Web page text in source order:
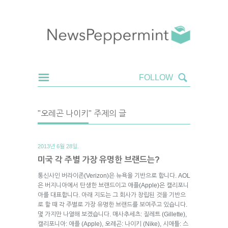
"오레곤 나이키" 주제의 글
2013년 6월 28일.
미국 각 주별 가장 유명한 브랜드는?
통신사인 버라이존(Verizon)은 뉴욕을 기반으로 합니다. AOL
은 버지니아에서 탄생한 브랜드이고 애플(Apple)은 캘리포니
아를 대표합니다. 아래 지도는 그 회사가 창립된 것을 기반으
로 할 때 각 주별로 가장 유명한 브랜드를 보여주고 있습니다.
몇 가지만 나열해 보겠습니다. 매사추세츠: 질레트 (Gillette),
캘리포니아: 애플 (Apple), 오레곤: 나이키 (Nike), 시애틀: 스